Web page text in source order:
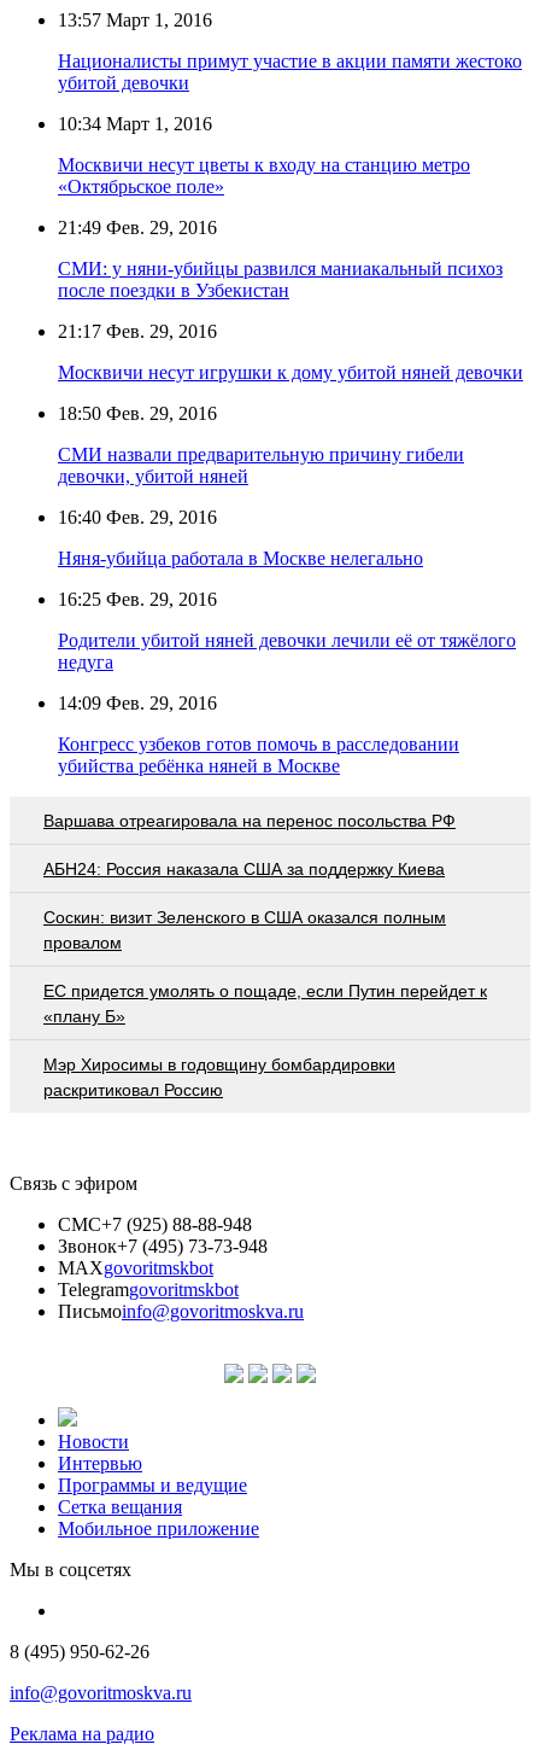
13:57 Март 1, 2016
Националисты примут участие в акции памяти жестоко
убитой девочки
10:34 Март 1, 2016
Москвичи несут цветы к входу на станцию метро
«Октябрьское поле»
21:49 Фев. 29, 2016
СМИ: у няни-убийцы развился маниакальный психоз
после поездки в Узбекистан
21:17 Фев. 29, 2016
Москвичи несут игрушки к дому убитой няней девочки
18:50 Фев. 29, 2016
СМИ назвали предварительную причину гибели
девочки, убитой няней
16:40 Фев. 29, 2016
Няня-убийца работала в Москве нелегально
16:25 Фев. 29, 2016
Родители убитой няней девочки лечили её от тяжёлого
недуга
14:09 Фев. 29, 2016
Конгресс узбеков готов помочь в расследовании
убийства ребёнка няней в Москве
Варшава отреагировала на перенос посольства РФ
АБН24: Россия наказала США за поддержку Киева
Соскин: визит Зеленского в США оказался полным
провалом
EC придется умолять о пощаде, если Путин перейдет к
«плану Б»
Мэр Хиросимы в годовщину бомбардировки
раскритиковал Россию
Связь с эфиром
СМС+7 (925) 88-88-948
Звонок+7 (495) 73-73-948
MAXgovoritmskbot
Telegramgovoritmskbot
Письмоinfo@govoritmoskva.ru
Новости
Интервью
Программы и ведущие
Сетка вещания
Мобильное приложение
Мы в соцсетях
8 (495) 950-62-26
info@govoritmoskva.ru
Реклама на радио